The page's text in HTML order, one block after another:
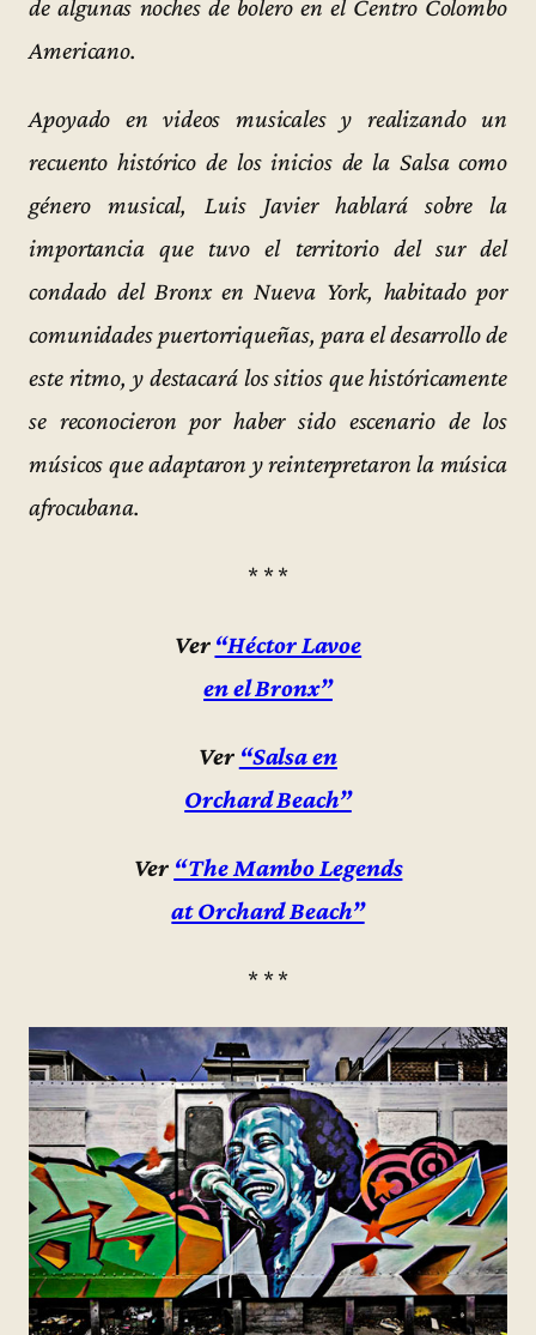
de algunas noches de bolero en el Centro Colombo
Americano.
Apoyado en videos musicales y realizando un
recuento histórico de los inicios de la Salsa como
género musical, Luis Javier hablará sobre la
importancia que tuvo el territorio del sur del
condado del Bronx en Nueva York, habitado por
comunidades puertorriqueñas, para el desarrollo de
este ritmo, y destacará los sitios que históricamente
se reconocieron por haber sido escenario de los
músicos que adaptaron y reinterpretaron la música
afrocubana.
* * *
Ver “Héctor Lavoe
en el Bronx”
Ver “Salsa en
Orchard Beach”
Ver “The Mambo Legends
at Orchard Beach”
* * *